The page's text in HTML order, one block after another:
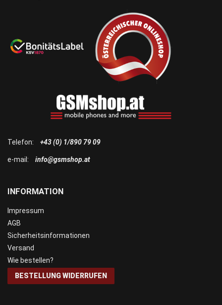
INFORMATION
Impressum
AGB
Sicherheitsinformationen
Versand
Wie bestellen?
BESTELLUNG WIDERRUFEN
Telefon: +43 (0) 1/890 79 09
e-mail: info@gsmshop.at